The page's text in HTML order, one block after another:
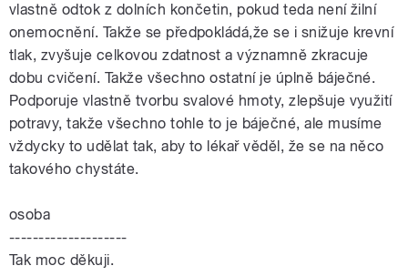
vlastně odtok z dolních končetin, pokud teda není žilní
onemocnění. Takže se předpokládá,že se i snižuje krevní
tlak, zvyšuje celkovou zdatnost a významně zkracuje
dobu cvičení. Takže všechno ostatní je úplně báječné.
Podporuje vlastně tvorbu svalové hmoty, zlepšuje využití
potravy, takže všechno tohle to je báječné, ale musíme
vždycky to udělat tak, aby to lékař věděl, že se na něco
takového chystáte.
osoba
--------------------
Tak moc děkuji.